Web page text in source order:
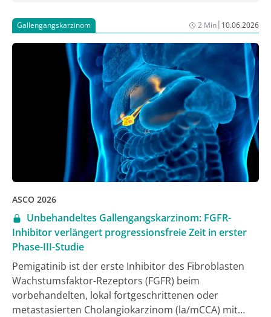
Gallengangskarzinom 2 Min| 10.06.2026
ASCO 2026
Unbehandeltes Gallengangskarzinom: FGFR-
Inhibitor verlängert progressionsfreie Zeit in erster
Phase-III-Studie
Pemigatinib ist der erste Inhibitor des Fibroblasten
Wachstumsfaktor-Rezeptors (FGFR) beim
vorbehandelten, lokal fortgeschrittenen oder
metastasierten Cholangiokarzinom (la/mCCA) mit